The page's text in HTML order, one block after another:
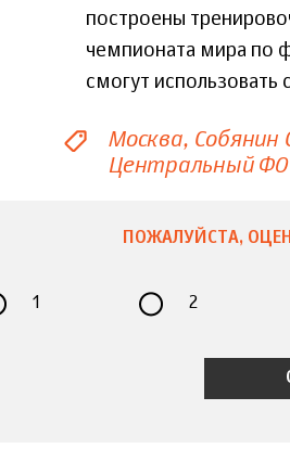
построены
чемпионата мира по
смогут
Москва Собянин
Центральный ФО
ПОЖАЛУЙСТА,
1 2